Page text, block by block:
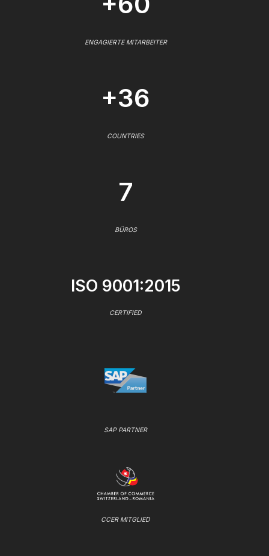
ENGAGIERTE MITARBEITER
+36
COUNTRIES
7
BÜROS
ISO 9001:2015
CERTIFIED
SAP PARTNER
CCER MITGLIED